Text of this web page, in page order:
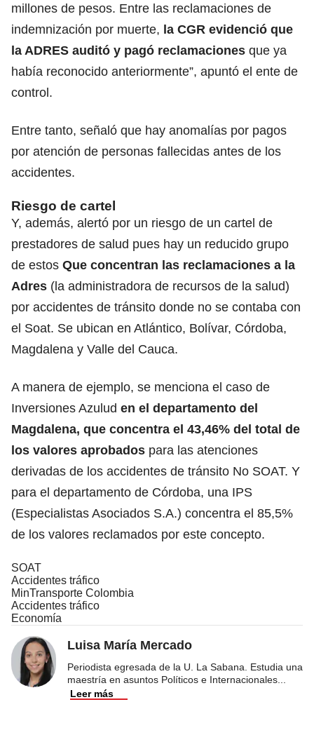
millones de pesos. Entre las reclamaciones de
indemnización por muerte, la CGR evidenció que
la ADRES auditó y pagó reclamaciones que ya
había reconocido anteriormente”, apuntó el ente de
control.
Entre tanto, señaló que hay anomalías por pagos
por atención de personas fallecidas antes de los
accidentes.
Riesgo de cartel
Y, además, alertó por un riesgo de un cartel de
prestadores de salud pues hay un reducido grupo
de estos Que concentran las reclamaciones a la
Adres (la administradora de recursos de la salud)
por accidentes de tránsito donde no se contaba con
el Soat. Se ubican en Atlántico, Bolívar, Córdoba,
Magdalena y Valle del Cauca.
A manera de ejemplo, se menciona el caso de
Inversiones Azulud en el departamento del
Magdalena, que concentra el 43,46% del total de
los valores aprobados para las atenciones
derivadas de los accidentes de tránsito No SOAT. Y
para el departamento de Córdoba, una IPS
(Especialistas Asociados S.A.) concentra el 85,5%
de los valores reclamados por este concepto.
SOAT
Accidentes tráfico
MinTransporte Colombia
Accidentes tráfico
Economía
Luisa María Mercado
Periodista egresada de la U. La Sabana. Estudia una
maestría en asuntos Políticos e Internacionales
Leer más